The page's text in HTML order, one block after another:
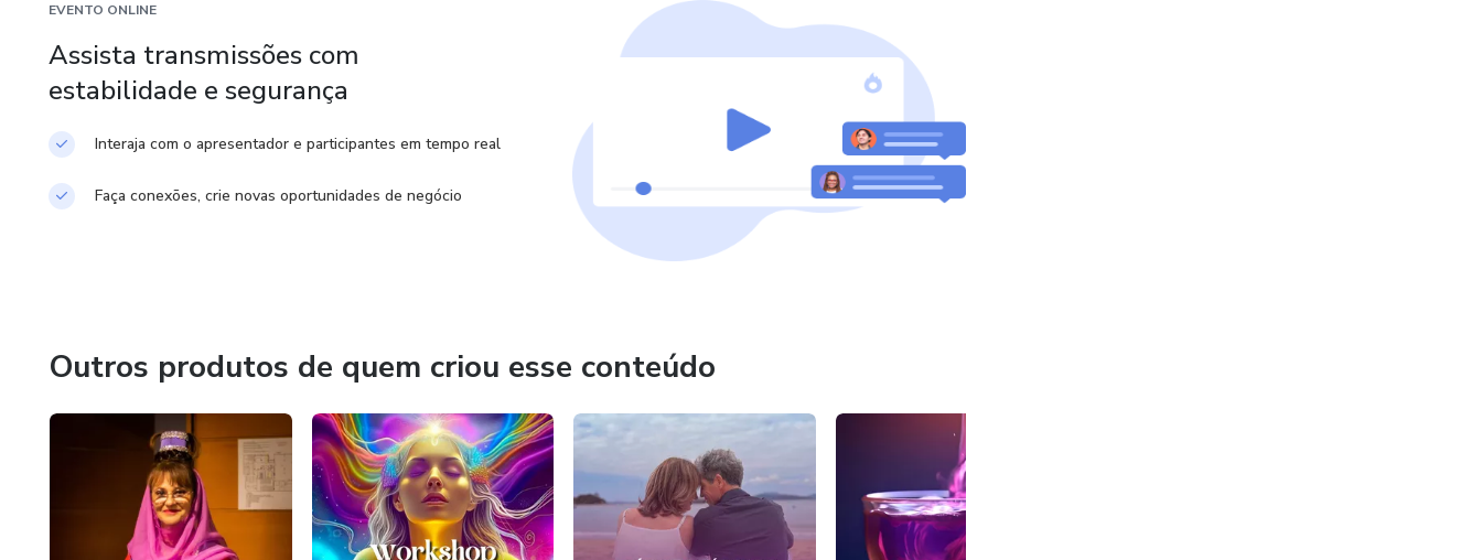
EVENTO ONLINE
Assista transmissões com
estabilidade e segurança
Interaja com o apresentador e participantes em tempo real
Faça conexões, crie novas oportunidades de negócio
Outros produtos de quem criou esse conteúdo